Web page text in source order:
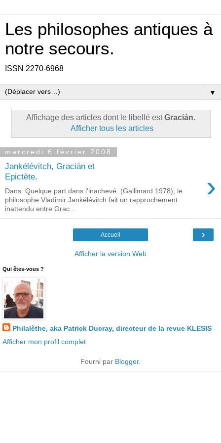
Les philosophes antiques à
notre secours.
ISSN 2270-6968
▼
Affichage des articles dont le libellé estGracián.
Afficher tous les articles
mercredi 6 février 2008
Jankélévitch, Gracián et
Epictète.
›
Dans Quelque part dans l'inachevé (Gallimard 1978), le
philosophe Vladimir Jankélévitch fait un rapprochement
inattendu entre Grac...
›
Accueil
Afficher la version Web
Qui êtes-vous ?
Philalèthe, aka Patrick Ducray, directeur de la revue KLESIS
Afficher mon profil complet
Fourni par Blogger.